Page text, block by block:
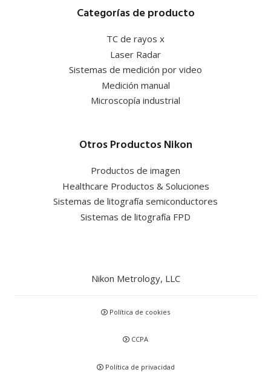
Categorías de producto
TC de rayos x
Laser Radar
Sistemas de medición por video
Medición manual
Microscopía industrial
Otros Productos Nikon
Productos de imagen
Healthcare Productos & Soluciones
Sistemas de litografía semiconductores
Sistemas de litografía FPD
Nikon Metrology, LLC
Política de cookies
CCPA
Política de privacidad